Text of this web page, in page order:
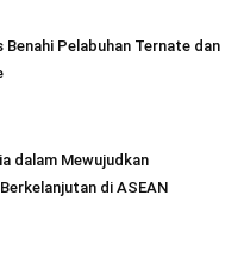
Benahi Pelabuhan Ternate dan
dalam Mewujudkan
di ASEAN